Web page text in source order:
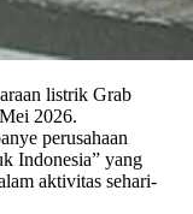
listrik Grab
2026.
perusahaan
Indonesia” yang
aktivitas sehari-